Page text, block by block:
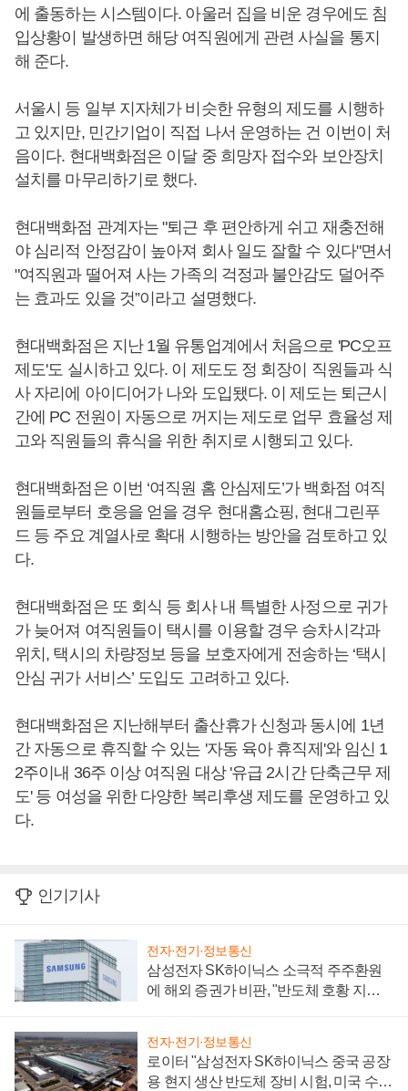
에 출동하는 시스템이다. 아울러 집을 비운 경우에도 침
입상황이 발생하면 해당 여직원에게 관련 사실을 통지
해 준다.
서울시 등 일부 지자체가 비슷한 유형의 제도를 시행하
고 있지만, 민간기업이 직접 나서 운영하는 건 이번이 처
음이다. 현대백화점은 이달 중 희망자 접수와 보안장치
설치를 마무리하기로 했다.
현대백화점 관계자는 "퇴근 후 편안하게 쉬고 재충전해
야 심리적 안정감이 높아져 회사 일도 잘할 수 있다"면서
"여직원과 떨어져 사는 가족의 걱정과 불안감도 덜어주
는 효과도 있을 것”이라고 설명했다.
현대백화점은 지난 1월 유통업계에서 처음으로 'PC오프
제도'도 실시하고 있다. 이 제도도 정 회장이 직원들과 식
사 자리에 아이디어가 나와 도입됐다. 이 제도는 퇴근시
간에 PC 전원이 자동으로 꺼지는 제도로 업무 효율성 제
고와 직원들의 휴식을 위한 취지로 시행되고 있다.
현대백화점은 이번 ‘여직원 홈 안심제도’가 백화점 여직
원들로부터 호응을 얻을 경우 현대홈쇼핑, 현대그린푸
드 등 주요 계열사로 확대 시행하는 방안을 검토하고 있
다.
현대백화점은 또 회식 등 회사 내 특별한 사정으로 귀가
가 늦어져 여직원들이 택시를 이용할 경우 승차시각과
위치, 택시의 차량정보 등을 보호자에게 전송하는 ‘택시
안심 귀가 서비스’ 도입도 고려하고 있다.
현대백화점은 지난해부터 출산휴가 신청과 동시에 1년
간 자동으로 휴직할 수 있는 '자동 육아 휴직제'와 임신 1
2주이내 36주 이상 여직원 대상 '유급 2시간 단축근무 제
도' 등 여성을 위한 다양한 복리후생 제도를 운영하고 있
다.
인기기사
전자·전기·정보통신
삼성전자 SK하이닉스 소극적 주주환원
에 해외 증권가 비판, "반도체 호황 지속
전자·전기·정보통신
로이터 "삼성전자 SK하이닉스 중국 공장
용 현지 생산 반도체 장비 시험, 미국 수출